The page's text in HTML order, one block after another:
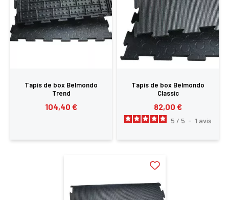
Tapis de box Belmondo
Trend
104,40 €
Tapis de box Belmondo
Classic
82,00 €
5 / 5 - 1 avis